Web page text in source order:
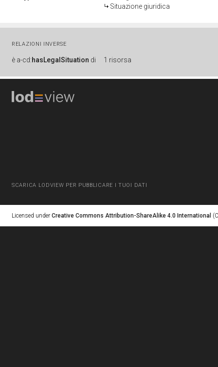
Situazione giuridica
RELAZIONI INVERSE
è a-cd:hasLegalSituation di 1 risorsa
SCARICA LODVIEW PER PUBBLICARE I TUOI DATI
Licensed under Creative Commons Attribution-ShareAlike 4.0 International